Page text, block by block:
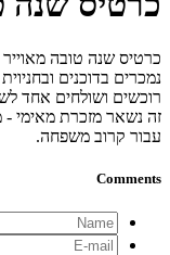
כרטיס שנה טובה
נמכרים בדוכנים
רוכשים ושולחים אחד
זה נשאר מזכרת מאימי -
עבור קרוב משפחה.
Comments